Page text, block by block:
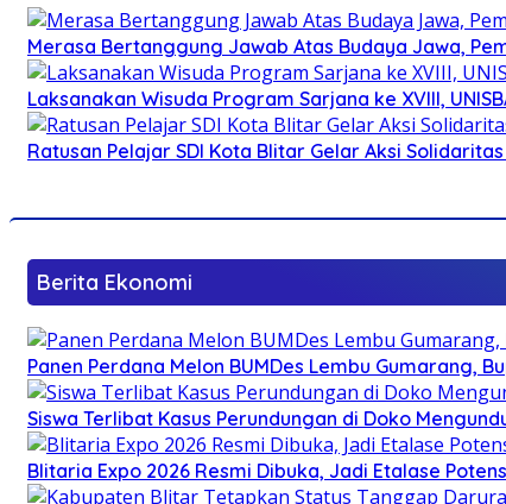
Merasa Bertanggung Jawab Atas Budaya Jawa,
Laksanakan Wisuda Program Sarjana ke XVIII,
Ratusan Pelajar SDI Kota Blitar Gelar Aksi
Berita Ekonomi
Panen Perdana Melon BUMDes Lembu Gumarang,
Siswa Terlibat Kasus Perundungan di Doko
Blitaria Expo 2026 Resmi Dibuka, Jadi Etalase